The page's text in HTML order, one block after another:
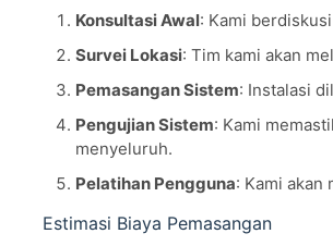
Konsultasi Awal: Kami
Survei Lokasi: Tim kami akan
Pemasangan Sistem: Instalasi
Pengujian Sistem: Kami
menyeluruh.
Pelatihan Pengguna: Kami akan
Estimasi Biaya Pemasangan